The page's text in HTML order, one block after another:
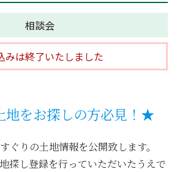
相談会
みは終了いたしました
をお探しの方必見！★
ぐりの土地情報を公開致します。
探し登録を行っていただいたうえで